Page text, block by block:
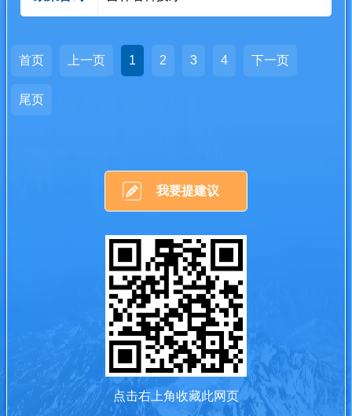
首页 上一页 1 2 3 4 下一页
尾页
我要提建议
点击右上角收藏此网页